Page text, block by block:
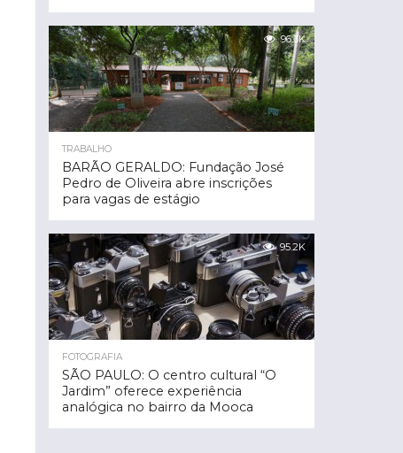
96.3K
TRABALHO
BARÃO GERALDO: Fundação José
Pedro de Oliveira abre inscrições
para vagas de estágio
95.2K
FOTOGRAFIA
SÃO PAULO: O centro cultural “O
Jardim” oferece experiência
analógica no bairro da Mooca